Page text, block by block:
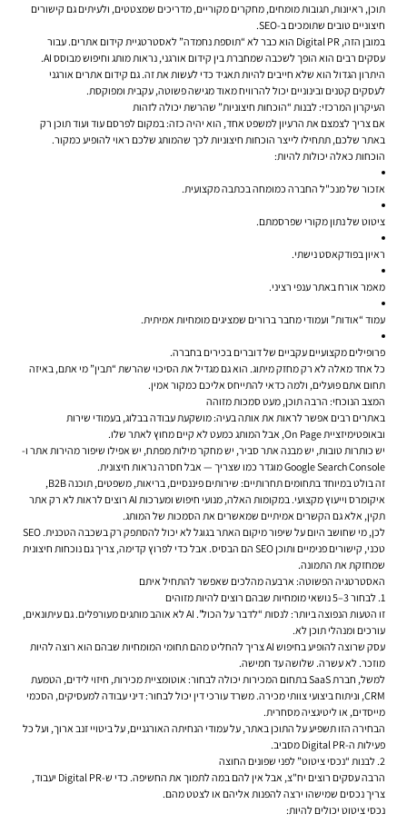
תוכן, ראיונות, תגובות מומחים, מחקרים מקוריים, מדריכים שמצטטים, ולעיתים גם קישורים
חיצוניים טובים שתומכים ב-SEO.
במובן הזה, Digital PR הוא כבר לא “תוספת נחמדה” לאסטרטגיית קידום אתרים. עבור
עסקים רבים הוא הופך לשכבה שמחברת בין קידום אורגני, נראות מותג וחיפוש מבוסס AI.
היתרון הגדול הוא שלא חייבים להיות תאגיד כדי לעשות את זה. גם קידום אתרים אורגני
לעסקים קטנים ובינוניים יכול להרוויח מאוד מגישה פשוטה, עקבית ומפוקסת.
העיקרון המרכזי: לבנות “הוכחות חיצוניות” שהרשת יכולה לזהות
אם צריך לצמצם את הרעיון למשפט אחד, הוא יהיה כזה: במקום לפרסם עוד ועוד תוכן רק
באתר שלכם, תתחילו לייצר הוכחות חיצוניות לכך שהמותג שלכם ראוי להופיע כמקור.
הוכחות כאלה יכולות להיות:
אזכור של מנכ"ל החברה כמומחה בכתבה מקצועית.
ציטוט של נתון מקורי שפרסמתם.
ראיון בפודקאסט נישתי.
מאמר אורח באתר ענפי רציני.
עמוד “אודות” ועמודי מחבר ברורים שמציגים מומחיות אמיתית.
פרופילים מקצועיים עקביים של דוברים בכירים בחברה.
כל אחד מאלה לא רק מחזק מיתוג. הוא גם מגדיל את הסיכוי שהרשת “תבין” מי אתם, באיזה
תחום אתם פועלים, ולמה כדאי להתייחס אליכם כמקור אמין.
המצב הנוכחי: הרבה תוכן, מעט סמכות מזוהה
באתרים רבים אפשר לראות את אותה בעיה: מושקעת עבודה בבלוג, בעמודי שירות
ובאופטימיזציית On Page, אבל המותג כמעט לא קיים מחוץ לאתר שלו.
יש כותרות טובות, יש מבנה אתר סביר, יש מחקר מילות מפתח, יש אפילו שיפור מהירות אתר ו-
Google Search Console מוגדר כמו שצריך — אבל חסרה נראות חיצונית.
זה בולט במיוחד בתחומים תחרותיים: שירותים פיננסיים, בריאות, משפטים, תוכנה B2B,
איקומרס וייעוץ מקצועי. במקומות האלה, מנועי חיפוש ומערכות AI רוצים לראות לא רק אתר
תקין, אלא גם הקשרים אמיתיים שמאשרים את הסמכות של המותג.
לכן, מי שחושב היום על שיפור מיקום האתר בגוגל לא יכול להסתפק רק בשכבה הטכנית. SEO
טכני, קישורים פנימיים ותוכן SEO הם הבסיס. אבל כדי לפרוץ קדימה, צריך גם נוכחות חיצונית
שמחזקת את התמונה.
האסטרטגיה הפשוטה: ארבעה מהלכים שאפשר להתחיל איתם
1. לבחור 3–5 נושאי מומחיות שבהם רוצים להיות מזוהים
זו הטעות הנפוצה ביותר: לנסות “לדבר על הכול”. AI לא אוהב מותגים מעורפלים. גם עיתונאים,
עורכים ומנהלי תוכן לא.
עסק שרוצה להופיע בחיפוש AI צריך להחליט מהם תחומי המומחיות שבהם הוא רוצה להיות
מוזכר. לא עשרה. שלושה עד חמישה.
למשל, חברת SaaS בתחום המכירות יכולה לבחור: אוטומציית מכירות, חיזוי לידים, הטמעת
CRM, וניתוח ביצועי צוותי מכירה. משרד עורכי דין יכול לבחור: דיני עבודה למעסיקים, הסכמי
מייסדים, או ליטיגציה מסחרית.
הבחירה הזו תשפיע על התוכן באתר, על עמודי הנחיתה האורגניים, על ביטויי זנב ארוך, ועל כל
פעילות ה-Digital PR מסביב.
2. לבנות “נכסי ציטוט” לפני שפונים החוצה
הרבה עסקים רוצים יח"צ, אבל אין להם במה לתמוך את החשיפה. כדי ש-Digital PR יעבוד,
צריך נכסים שמישהו ירצה להפנות אליהם או לצטט מהם.
נכסי ציטוט יכולים להיות: